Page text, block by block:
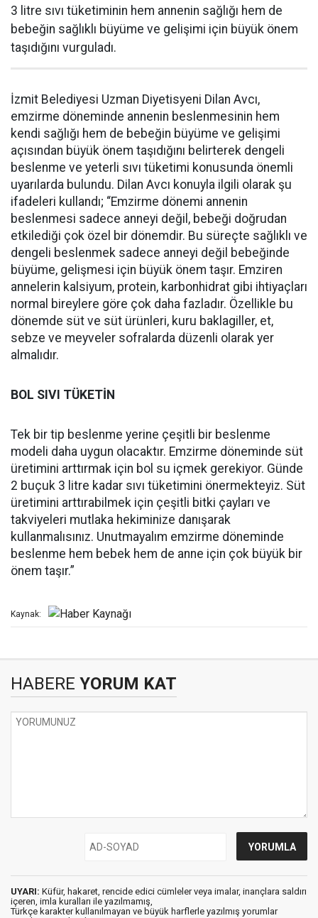
3 litre sıvı tüketiminin hem annenin sağlığı hem de
bebeğin sağlıklı büyüme ve gelişimi için büyük önem
taşıdığını vurguladı.
İzmit Belediyesi Uzman Diyetisyeni Dilan Avcı,
emzirme döneminde annenin beslenmesinin hem
kendi sağlığı hem de bebeğin büyüme ve gelişimi
açısından büyük önem taşıdığını belirterek dengeli
beslenme ve yeterli sıvı tüketimi konusunda önemli
uyarılarda bulundu. Dilan Avcı konuyla ilgili olarak şu
ifadeleri kullandı; “Emzirme dönemi annenin
beslenmesi sadece anneyi değil, bebeği doğrudan
etkilediği çok özel bir dönemdir. Bu süreçte sağlıklı ve
dengeli beslenmek sadece anneyi değil bebeğinde
büyüme, gelişmesi için büyük önem taşır. Emziren
annelerin kalsiyum, protein, karbonhidrat gibi ihtiyaçları
normal bireylere göre çok daha fazladır. Özellikle bu
dönemde süt ve süt ürünleri, kuru baklagiller, et,
sebze ve meyveler sofralarda düzenli olarak yer
almalıdır.
BOL SIVI TÜKETİN
Tek bir tip beslenme yerine çeşitli bir beslenme
modeli daha uygun olacaktır. Emzirme döneminde süt
üretimini arttırmak için bol su içmek gerekiyor. Günde
2 buçuk 3 litre kadar sıvı tüketimini önermekteyiz. Süt
üretimini arttırabilmek için çeşitli bitki çayları ve
takviyeleri mutlaka hekiminize danışarak
kullanmalısınız. Unutmayalım emzirme döneminde
beslenme hem bebek hem de anne için çok büyük bir
önem taşır.”
Kaynak:
HABERE YORUM KAT
UYARI: Küfür, hakaret, rencide edici cümleler veya imalar, inançlara saldırı
içeren, imla kuralları ile yazılmamış,
Türkçe karakter kullanılmayan ve büyük harflerle yazılmış yorumlar